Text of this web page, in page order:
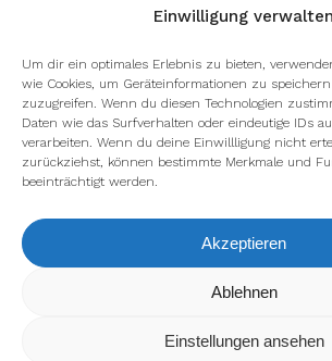
Einwilligung verwalten
Um dir ein optimales Erlebnis zu bieten,
wie Cookies, um Geräteinformationen zu
zuzugreifen. Wenn du diesen Technologien
Daten wie das Surfverhalten oder eindeutige IDs
verarbeiten. Wenn du deine Einwillligung nicht
zurückziehst, können bestimmte Merkmale und
beeinträchtigt werden.
Akzeptieren
Ablehnen
Einstellungen ansehen
Wir verwenden Cookies, um dir die
kannst du erfahren,
verwenden oder sie ausschalten.